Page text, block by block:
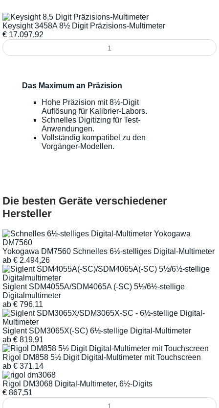
Keysight 3458A 8½ Digit Präzisions-Multimeter
€ 17.097,92
Das Maximum an Präzision
Hohe Präzision mit 8½-Digit
Auflösung für Kalibrier-Labors.
Schnelles Digitizing für Test-
Anwendungen.
Vollständig kompatibel zu den
Vorgänger-Modellen.
Die besten Geräte verschiedener
Hersteller
Yokogawa DM7560 Schnelles 6½-stelliges Digital-Multimeter
ab € 2.494,26
Siglent SDM4055A/SDM4065A (-SC) 5½/6½-stellige
Digitalmultimeter
ab € 796,11
Siglent SDM3065X(-SC) 6½-stellige Digital-Multimeter
ab € 819,91
Rigol DM858 5½ Digit Digital-Multimeter mit Touchscreen
ab € 371,14
Rigol DM3068 Digital-Multimeter, 6½-Digits
€ 867,51